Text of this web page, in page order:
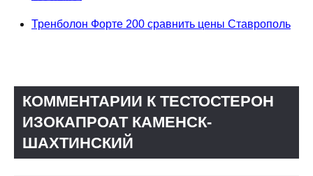
Тренболон Форте 200 сравнить цены Ставрополь
КОММЕНТАРИИ К ТЕСТОСТЕРОН
ИЗОКАПРОАТ КАМЕНСК-
ШАХТИНСКИЙ